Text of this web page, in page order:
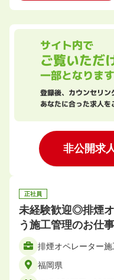
サイト内で
ご覧いただ
一部となります
登録後、カウンセリン
あなたに合った求人を
非公開求
正社員
未経験歓迎◎排煙
う施工管理のお仕事
排煙オペレーター施
福岡県